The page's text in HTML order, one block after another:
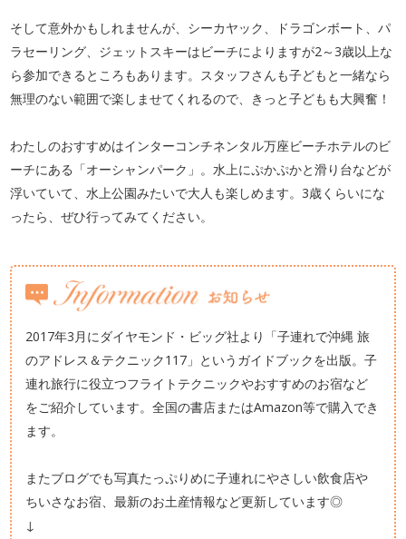
そして意外かもしれませんが、シーカヤック、ドラゴンボート、パ
ラセーリング、ジェットスキーはビーチによりますが2～3歳以上な
ら参加できるところもあります。スタッフさんも子どもと一緒なら
無理のない範囲で楽しませてくれるので、きっと子どもも大興奮！
わたしのおすすめはインターコンチネンタル万座ビーチホテルのビ
ーチにある「オーシャンパーク」。水上にぷかぷかと滑り台などが
浮いていて、水上公園みたいで大人も楽しめます。3歳くらいにな
ったら、ぜひ行ってみてください。
2017年3月にダイヤモンド・ビッグ社より「子連れで沖縄 旅
のアドレス＆テクニック117」というガイドブックを出版。子
連れ旅行に役立つフライトテクニックやおすすめのお宿など
をご紹介しています。全国の書店またはAmazon等で購入でき
ます。
またブログでも写真たっぷりめに子連れにやさしい飲食店や
ちいさなお宿、最新のお土産情報など更新しています◎
↓